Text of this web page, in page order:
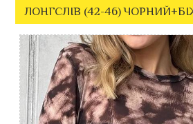
ЛОНГСЛІВ (42-46)